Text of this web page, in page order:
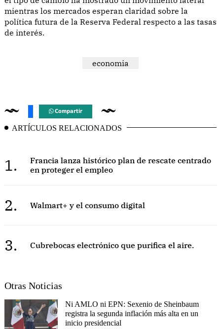
mientras los mercados esperan claridad sobre la
política futura de la Reserva Federal respecto a las tasas
de interés.
economia
Compartir
ARTÍCULOS RELACIONADOS
1.
Francia lanza histórico plan de rescate centrado
en proteger el empleo
2. Walmart+ y el consumo digital
3. Cubrebocas electrónico que purifica el aire.
Otras Noticias
Ni AMLO ni EPN: Sexenio de Sheinbaum
registra la segunda inflación más alta en un
inicio presidencial